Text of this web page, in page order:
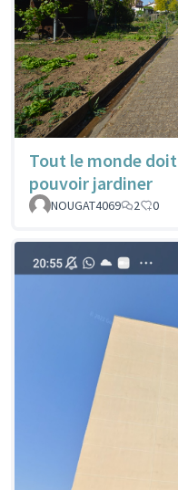
Tout le monde doit
pouvoir jardiner
NOUGAT4069
2 0